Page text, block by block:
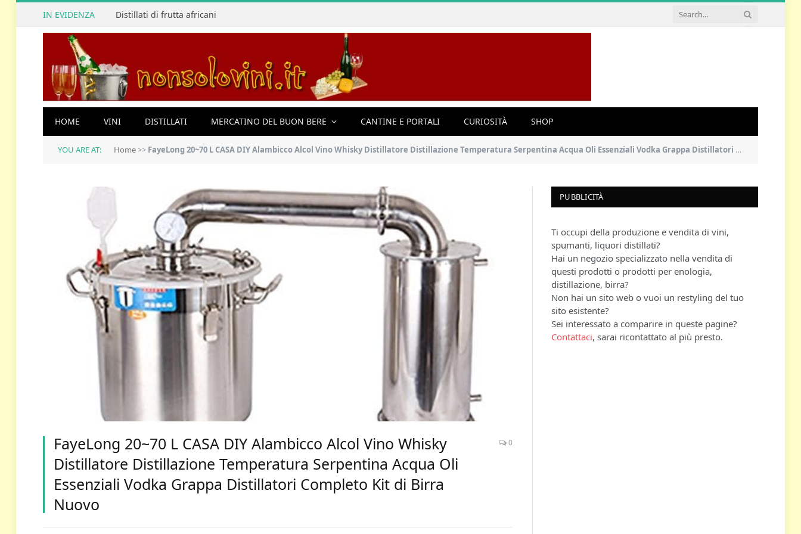
IN EVIDENZA Distillati di frutta africani
HOME VINI DISTILLATI MERCATINO DEL BUON BERE CANTINE E PORTALI CURIOSITÀ SHOP
YOU ARE AT: Home>> FayeLong 20~70 L CASA DIY Alambicco Alcol Vino Whisky Distillatore Distillazione Temperatura Serpentina Acqua Oli Essenziali Vodka Grappa Distillatori Completo Kit di Birra Nuovo
FayeLong 20~70 L CASA DIY Alambicco Alcol Vino Whisky
Distillatore Distillazione Temperatura Serpentina Acqua Oli
Essenziali Vodka Grappa Distillatori Completo Kit di Birra
Nuovo
0
PUBBLICITÀ
Ti occupi della produzione e vendita di vini,
spumanti, liquori distillati?
Hai un negozio specializzato nella vendita di
questi prodotti o prodotti per enologia,
distillazione, birra?
Non hai un sito web o vuoi un restyling del tuo
sito esistente?
Sei interessato a comparire in queste pagine?
Contattaci, sarai ricontattato al più presto.